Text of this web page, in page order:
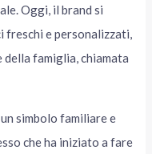
Oggi, il brand si
e personalizzati,
famiglia, chiamata
simbolo familiare e
che ha iniziato a fare